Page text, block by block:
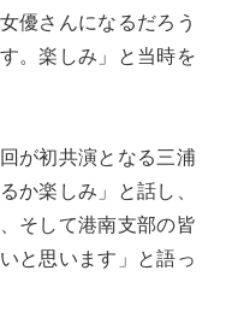
優さんになるだろう
。楽しみ」と当時を
が初共演となる三浦
か楽しみ」と話し、
そして港南支部の皆
と思います」と語っ